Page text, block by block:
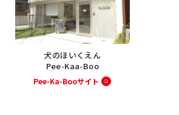
犬のほいくえん
Pee-Kaa-Boo
Pee-Ka-Booサイト